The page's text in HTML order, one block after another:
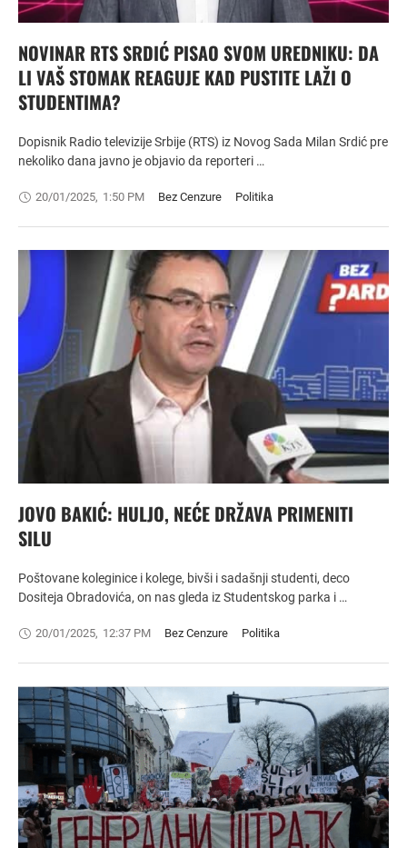
NOVINAR RTS SRDIĆ PISAO SVOM UREDNIKU: DA
LI VAŠ STOMAK REAGUJE KAD PUSTITE LAŽI O
STUDENTIMA?
Dopisnik Radio televizije Srbije (RTS) iz Novog Sada Milan Srdić pre
nekoliko dana javno je objavio da reporteri …
20/01/2025, 1:50 PM Bez Cenzure Politika
JOVO BAKIĆ: HULJO, NEĆE DRŽAVA PRIMENITI
SILU
Poštovane koleginice i kolege, bivši i sadašnji studenti, deco
Dositeja Obradovića, on nas gleda iz Studentskog parka i …
20/01/2025, 12:37 PM Bez Cenzure Politika